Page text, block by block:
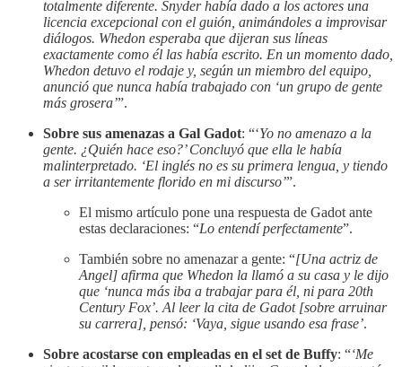
totalmente diferente. Snyder había dado a los actores una
licencia excepcional con el guión, animándoles a improvisar
diálogos. Whedon esperaba que dijeran sus líneas
exactamente como él las había escrito. En un momento dado,
Whedon detuvo el rodaje y, según un miembro del equipo,
anunció que nunca había trabajado con ‘un grupo de gente
más grosera’”.
Sobre sus amenazas a Gal Gadot: “‘Yo no amenazo a la
gente. ¿Quién hace eso?’ Concluyó que ella le había
malinterpretado. ‘El inglés no es su primera lengua, y tiendo
a ser irritantemente florido en mi discurso’”.
El mismo artículo pone una respuesta de Gadot ante
estas declaraciones: “Lo entendí perfectamente”.
También sobre no amenazar a gente: “[Una actriz de
Angel] afirma que Whedon la llamó a su casa y le dijo
que ‘nunca más iba a trabajar para él, ni para 20th
Century Fox’. Al leer la cita de Gadot [sobre arruinar
su carrera], pensó: ‘Vaya, sigue usando esa frase’.
Sobre acostarse con empleadas en el set de Buffy: “‘Me